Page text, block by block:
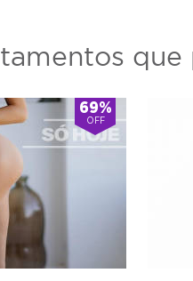
que
69%
OFF